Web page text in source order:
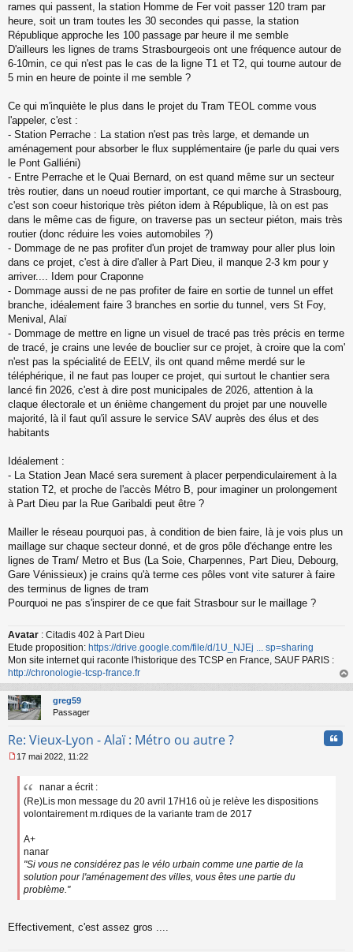
g
e
n
o
n
u
rames qui passent, la station Homme de Fer voit passer 120 tram par
heure, soit un tram toutes les 30 secondes qui passe, la station
République approche les 100 passage par heure il me semble
D'ailleurs les lignes de trams Strasbourgeois ont une fréquence autour de
6-10min, ce qui n'est pas le cas de la ligne T1 et T2, qui tourne autour de
5 min en heure de pointe il me semble ?
Ce qui m'inquiète le plus dans le projet du Tram TEOL comme vous
l'appeler, c'est :
- Station Perrache : La station n'est pas très large, et demande un
aménagement pour absorber le flux supplémentaire (je parle du quai vers
le Pont Galliéni)
- Entre Perrache et le Quai Bernard, on est quand même sur un secteur
très routier, dans un noeud routier important, ce qui marche à Strasbourg,
c'est son coeur historique très piéton idem à République, là on est pas
dans le même cas de figure, on traverse pas un secteur piéton, mais très
routier (donc réduire les voies automobiles ?)
- Dommage de ne pas profiter d'un projet de tramway pour aller plus loin
dans ce projet, c'est à dire d'aller à Part Dieu, il manque 2-3 km pour y
arriver.... Idem pour Craponne
- Dommage aussi de ne pas profiter de faire en sortie de tunnel un effet
branche, idéalement faire 3 branches en sortie du tunnel, vers St Foy,
Menival, Alaï
- Dommage de mettre en ligne un visuel de tracé pas très précis en terme
de tracé, je crains une levée de bouclier sur ce projet, à croire que la com'
n'est pas la spécialité de EELV, ils ont quand même merdé sur le
téléphérique, il ne faut pas louper ce projet, qui surtout le chantier sera
lancé fin 2026, c'est à dire post municipales de 2026, attention à la
claque électorale et un énième changement du projet par une nouvelle
majorité, là il faut qu'il assure le service SAV auprès des élus et des
habitants
Idéalement :
- La Station Jean Macé sera surement à placer perpendiculairement à la
station T2, et proche de l'accès Métro B, pour imaginer un prolongement
à Part Dieu par la Rue Garibaldi peut être ?
Mailler le réseau pourquoi pas, à condition de bien faire, là je vois plus un
maillage sur chaque secteur donné, et de gros pôle d'échange entre les
lignes de Tram/ Metro et Bus (La Soie, Charpennes, Part Dieu, Debourg,
Gare Vénissieux) je crains qu'à terme ces pôles vont vite saturer à faire
des terminus de lignes de tram
Pourquoi ne pas s'inspirer de ce que fait Strasbour sur le maillage ?
Avatar : Citadis 402 à Part Dieu
Etude proposition: https://drive.google.com/file/d/1U_NJEj ... sp=sharing
Mon site internet qui raconte l'historique des TCSP en France, SAUF PARIS :
http://chronologie-tcsp-france.fr
au
greg59
Passager
Re: Vieux-Lyon - Alaï : Métro ou autre ?
e
17 mai 2022, 11:22
nanar a écrit :
(Re)Lis mon message du 20 avril 17H16 où je relève les dispositions
volontairement m.rdiques de la variante tram de 2017
A+
nanar
"Si vous ne considérez pas le vélo urbain comme une partie de la
solution pour l'aménagement des villes, vous êtes une partie du
problème."
Effectivement, c'est assez gros ....